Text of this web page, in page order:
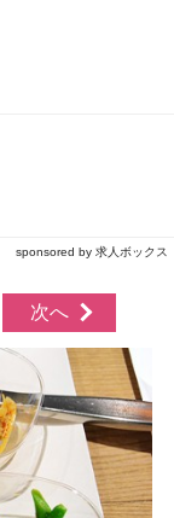
sponsored by 求人ボックス
次へ